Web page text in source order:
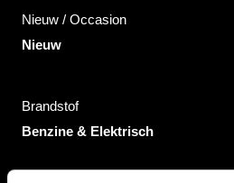
Nieuw / Occasion
Nieuw
Brandstof
Benzine & Elektrisch